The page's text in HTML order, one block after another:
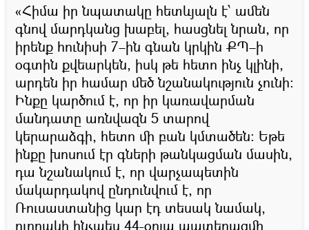
«Հիմա իր նպատակը հետևյալն է՝ ամեն
գնով մարդկանց խաբել, հասցնել նրան, որ
իրենք հունիսի 7–ին գնան կրկին ՔՊ–ի
օգտին քվեարկեն, իսկ թե հետո ինչ կլինի,
արդեն իր համար մեծ նշանակություն չունի։
Ինքը կարծում է, որ իր կառավարման
մանդատը առնվազն 5 տարով
կերարաձգի, հետո մի բան կմտածեն։ Եթե
ինքը խոսում էր գների թանկացման մասին,
դա նշանակում է, որ վարչապետին
մակարդակով ընդունվում է, որ
Ռուսաստանից կար էդ տեսակ նամակ,
ուղղակի ինչպես 44-օրյա պատերազմի